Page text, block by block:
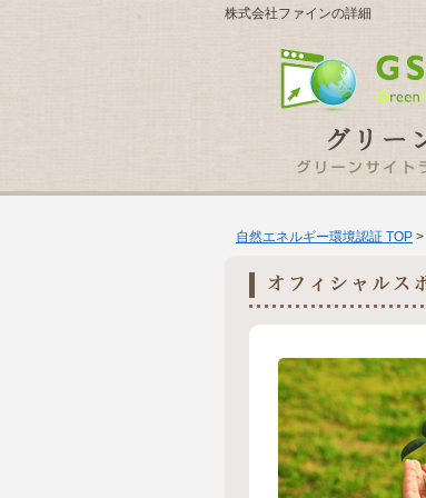
株式会社ファインの詳細
自然エネルギー環境認証 TOP >